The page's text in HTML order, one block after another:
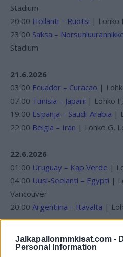
Jalkapallonmmkisat.com -
Personal Information
Stadium
20:00 Hollanti – Ruotsi | Lohko
23:00 Saksa –
Stadium
21.6.2026
03:00 Ecuador – Curacao |
07:00 Tunisia – Japani | Lohko
19:00 Espanja – Saudi-Arabia |
22:00 Belgia – Iran | Lohko G,
22.6.2026
01:00 Uruguay – Kap Verde |
04:00 Uusi-Seelanti – Egypti |
Vancouver
20:00 Argentiina – Itävalta |
23.6.2026
00:00Ranska – Irak| Lohko I,